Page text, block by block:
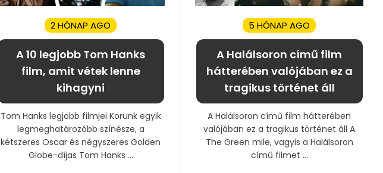
2 HÓNAP AGO
A 10 legjobb Tom Hanks
film, amit vétek lenne
kihagyni
Tom Hanks legjobb filmjei Korunk egyik
legmeghatározóbb színésze, a
kétszeres Oscar és négyszeres Golden
Globe-díjas Tom Hanks ...
5 HÓNAP AGO
A Halálsoron című film
hátterében valójában ez a
tragikus történet áll
A Halálsoron című film hátterében
valójában ez a tragikus történet áll A
The Green mile, vagyis a Halálsoron
című filmet ...